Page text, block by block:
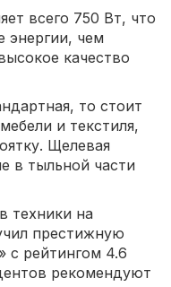
всего 750 Вт, что
энергии, чем
качество
то стоит
и текстиля,
Щелевая
в тыльной части
техники на
престижную
с рейтингом 4.6
рекомендуют